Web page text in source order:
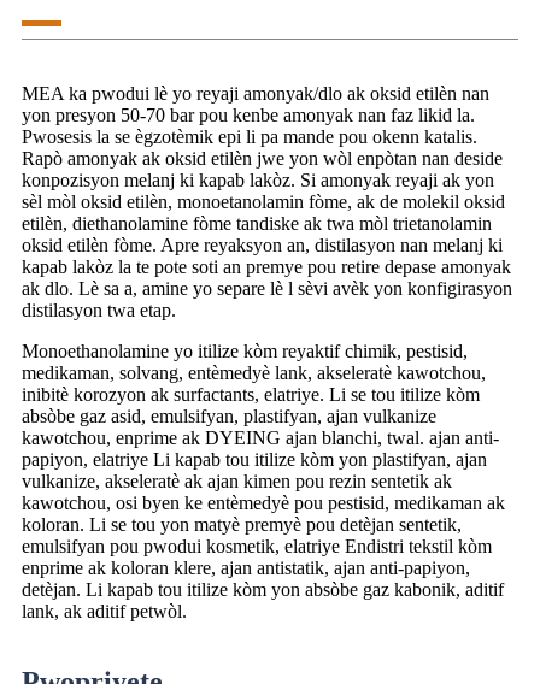
MEA ka pwodui lè yo reyaji amonyak/dlo ak oksid etilèn nan
yon presyon 50-70 bar pou kenbe amonyak nan faz likid la.
Pwosesis la se ègzotèmik epi li pa mande pou okenn katalis.
Rapò amonyak ak oksid etilèn jwe yon wòl enpòtan nan deside
konpozisyon melanj ki kapab lakòz. Si amonyak reyaji ak yon
sèl mòl oksid etilèn, monoetanolamin fòme, ak de molekil oksid
etilèn, diethanolamine fòme tandiske ak twa mòl trietanolamin
oksid etilèn fòme. Apre reyaksyon an, distilasyon nan melanj ki
kapab lakòz la te pote soti an premye pou retire depase amonyak
ak dlo. Lè sa a, amine yo separe lè l sèvi avèk yon konfigirasyon
distilasyon twa etap.
Monoethanolamine yo itilize kòm reyaktif chimik, pestisid,
medikaman, solvang, entèmedyè lank, akseleratè kawotchou,
inibitè korozyon ak surfactants, elatriye. Li se tou itilize kòm
absòbe gaz asid, emulsifyan, plastifyan, ajan vulkanize
kawotchou, enprime ak DYEING ajan blanchi, twal. ajan anti-
papiyon, elatriye Li kapab tou itilize kòm yon plastifyan, ajan
vulkanize, akseleratè ak ajan kimen pou rezin sentetik ak
kawotchou, osi byen ke entèmedyè pou pestisid, medikaman ak
koloran. Li se tou yon matyè premyè pou detèjan sentetik,
emulsifyan pou pwodui kosmetik, elatriye Endistri tekstil kòm
enprime ak koloran klere, ajan antistatik, ajan anti-papiyon,
detèjan. Li kapab tou itilize kòm yon absòbe gaz kabonik, aditif
lank, ak aditif petwòl.